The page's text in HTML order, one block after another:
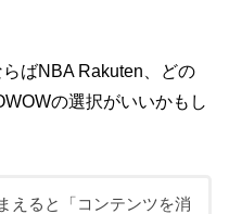
ばNBA Rakuten、どの
の選択がいいかもし
えると「コンテンツを消